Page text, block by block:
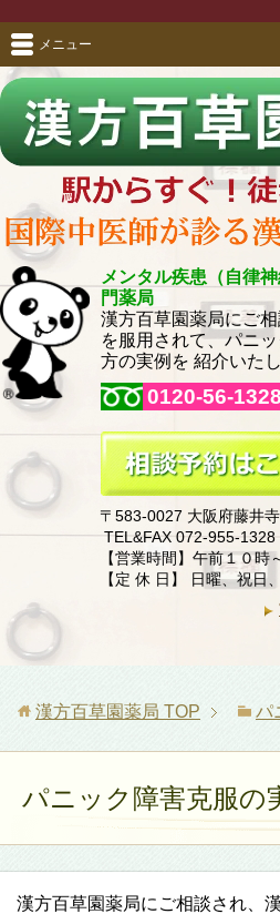
メンタル疾患（自律
門薬局
漢方百草園薬局にご
を服用されて、パニ
方の実例を 紹介いた
0120-56-1328
〒583-0027 大阪府藤井
TEL&FAX 072-955-1328
【営業時間】午前１０時
【定 休 日】 日曜、祝日
メニュー
漢方百草園薬局 TOP パ
パニック障害克服の
漢方百草園薬局にご相談され、